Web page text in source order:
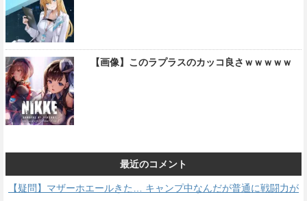
【画像】このラプラスのカッコ良さｗｗｗｗｗ
最近のコメント
【疑問】マザーホエールきた… キャンプ中なんだが普通に戦闘力が